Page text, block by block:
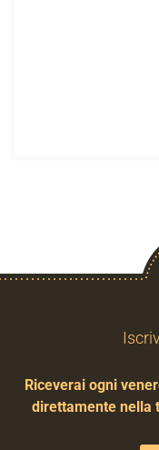
Riceverai ogni
direttamente nella